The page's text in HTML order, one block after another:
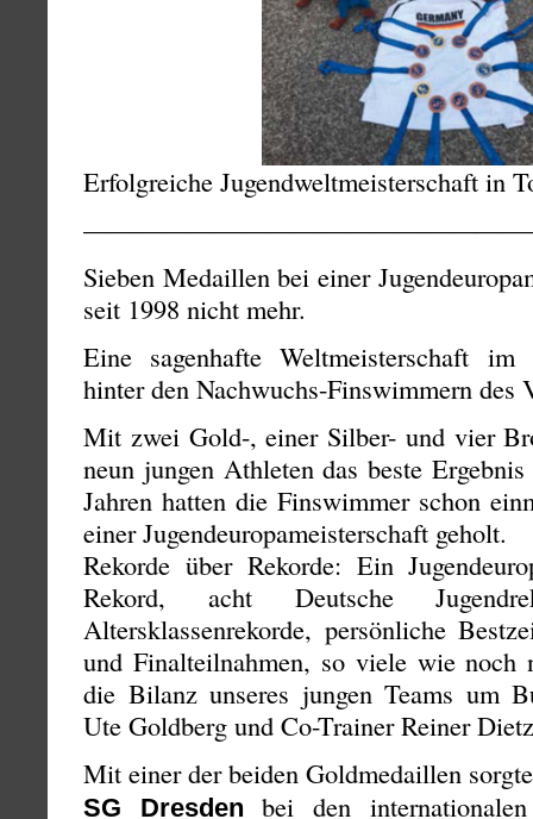
Erfolgreiche Jugendweltmeisterschaft in
Sieben Medaillen bei einer
seit 1998 nicht mehr.
Eine sagenhafte Weltmeisterschaft
hinter den Nachwuchs-Finswimmern des
Mit zwei Gold-, einer Silber- und vier
neun jungen Athleten das beste
Jahren hatten die Finswimmer schon
einer Jugendeuropameisterschaft geholt.
Rekorde über Rekorde: Ein
Rekord, acht Deutsche
Altersklassenrekorde, persönliche
und Finalteilnahmen, so viele wie
die Bilanz unseres jungen Teams um
Ute Goldberg und Co-Trainer Reiner
Mit einer der beiden Goldmedaillen
SG Dresden
bei den